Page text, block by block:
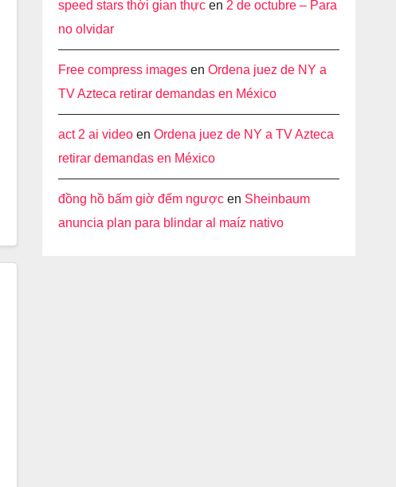
speed stars thời gian thực en 2 de octubre – Para
no olvidar
Free compress images enOrdena juez de NY a
TV Azteca retirar demandas en México
act 2 ai video enOrdena juez de NY a TV Azteca
retirar demandas en México
đồng hồ bấm giờ đếm ngược en Sheinbaum
anuncia plan para blindar al maíz nativo